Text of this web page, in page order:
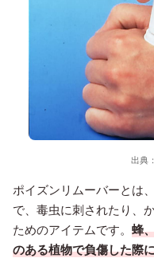
出典：
ポイズンリムーバーとは
で、毒虫に刺されたり、
ためのアイテムです。 蜂
のある植物で負傷した際